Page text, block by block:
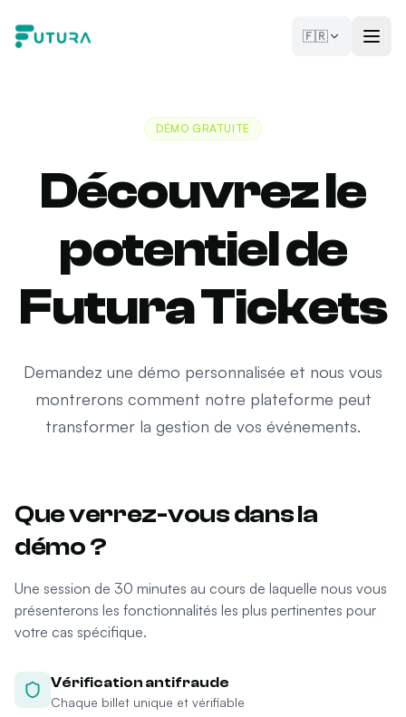
🇫🇷
DÉMO GRATUITE
Découvrez le
potentiel de
Futura Tickets
Demandez une démo personnalisée et nous vous
montrerons comment notre plateforme peut
transformer la gestion de vos événements.
Que verrez-vous dans la
démo ?
Une session de 30 minutes au cours de laquelle nous vous
présenterons les fonctionnalités les plus pertinentes pour
votre cas spécifique.
Vérification antifraude
Chaque billet unique et vérifiable